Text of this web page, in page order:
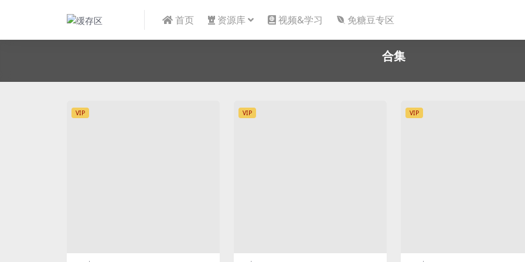
首页 资源库 视频&学习 免糖豆专区
合集
VIP VIP VIP